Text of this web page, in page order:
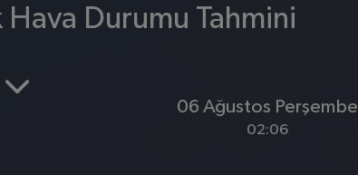
Hava Durumu Tahmini
06 Ağustos Perşembe
02:06